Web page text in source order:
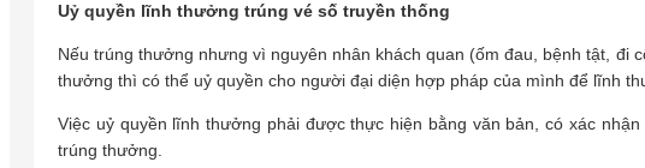
Uỷ quyền lĩnh thưởng trúng vé số truyền thống
Nếu trúng thưởng nhưng vì nguyên nhân khách quan (ốm đau, bệnh tật, đi
thưởng thì có thể uỷ quyền cho người đại diện hợp pháp của mình để lĩnh
Việc uỷ quyền lĩnh thưởng phải được thực hiện bằng văn bản, có xác
trúng thưởng.